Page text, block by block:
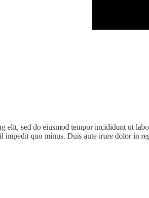
elit, sed do eiusmod tempor incididunt ut
impedit quo minus. Duis aute irure dolor in